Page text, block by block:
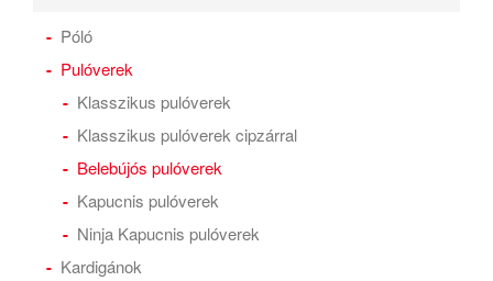
Póló
Pulóverek
Klasszikus pulóverek
Klasszikus pulóverek cipzárral
Belebújós pulóverek
Kapucnis pulóverek
Ninja Kapucnis pulóverek
Kardigánok